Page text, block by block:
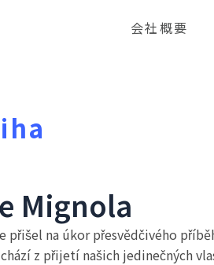
会社概要
Mignola
na úkor přesvědčivého
z přijetí našich jedinečných